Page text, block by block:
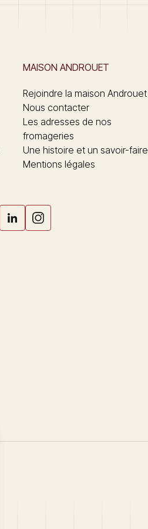
MAISON ANDROUET
Rejoindre la maison Androuet
Nous contacter
Les adresses de nos
fromageries
Une histoire et un savoir-faire
Mentions légales